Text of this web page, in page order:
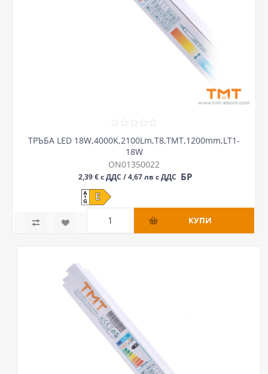
ТРЪБА LED 18W,4000K,2100Lm,Т8,ТМТ,1200mm,LT1-
18W
ON01350022
2,39 € с ДДС / 4,67 лв с ДДС БР